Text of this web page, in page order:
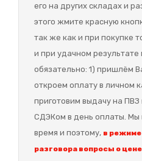
его на других складах и
этого жмите красную
так же как и при покупке
и при удачном результате
обязательно: 1) пришлём
откроем оплату в личном
приготовим выдачу на ПВЗ
СДЭКом в день оплаты. Мы
время и поэтому, в
разговора вопросы о